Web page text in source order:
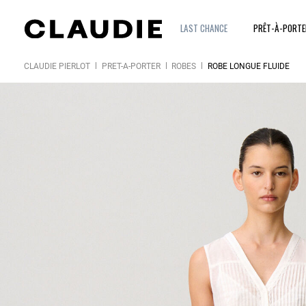
LAST CHANCE PRÊT-À-
CLAUDIE PIERLOT PRÊT-À-PORTER ROBES ROBE LONGUE FLUIDE